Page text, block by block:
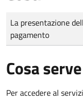
Tipo di pagamento
Importo
La presentazione
pagamento
Cosa serve
Per accedere al